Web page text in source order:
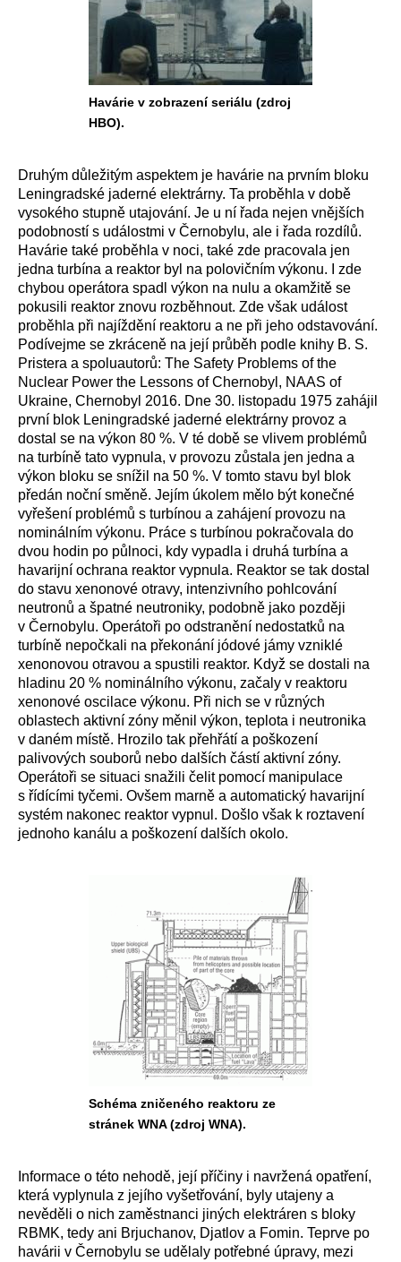
Havárie v zobrazení seriálu (zdroj
HBO).
Druhým důležitým aspektem je havárie na prvním bloku
Leningradské jaderné elektrárny. Ta proběhla v době
vysokého stupně utajování. Je u ní řada nejen vnějších
podobností s událostmi v Černobylu, ale i řada rozdílů.
Havárie také proběhla v noci, také zde pracovala jen
jedna turbína a reaktor byl na polovičním výkonu. I zde
chybou operátora spadl výkon na nulu a okamžitě se
pokusili reaktor znovu rozběhnout. Zde však událost
proběhla při najíždění reaktoru a ne při jeho odstavování.
Podívejme se zkráceně na její průběh podle knihy B. S.
Pristera a spoluautorů: The Safety Problems of the
Nuclear Power the Lessons of Chernobyl, NAAS of
Ukraine, Chernobyl 2016. Dne 30. listopadu 1975 zahájil
první blok Leningradské jaderné elektrárny provoz a
dostal se na výkon 80 %. V té době se vlivem problémů
na turbíně tato vypnula, v provozu zůstala jen jedna a
výkon bloku se snížil na 50 %. V tomto stavu byl blok
předán noční směně. Jejím úkolem mělo být konečné
vyřešení problémů s turbínou a zahájení provozu na
nominálním výkonu. Práce s turbínou pokračovala do
dvou hodin po půlnoci, kdy vypadla i druhá turbína a
havarijní ochrana reaktor vypnula. Reaktor se tak dostal
do stavu xenonové otravy, intenzivního pohlcování
neutronů a špatné neutroniky, podobně jako později
v Černobylu. Operátoři po odstranění nedostatků na
turbíně nepočkali na překonání jódové jámy vzniklé
xenonovou otravou a spustili reaktor. Když se dostali na
hladinu 20 % nominálního výkonu, začaly v reaktoru
xenonové oscilace výkonu. Při nich se v různých
oblastech aktivní zóny měnil výkon, teplota i neutronika
v daném místě. Hrozilo tak přehřátí a poškození
palivových souborů nebo dalších částí aktivní zóny.
Operátoři se situaci snažili čelit pomocí manipulace
s řídícími tyčemi. Ovšem marně a automatický havarijní
systém nakonec reaktor vypnul. Došlo však k roztavení
jednoho kanálu a poškození dalších okolo.
Schéma zničeného reaktoru ze
stránek WNA (zdroj WNA).
Informace o této nehodě, její příčiny i navržená opatření,
která vyplynula z jejího vyšetřování, byly utajeny a
nevěděli o nich zaměstnanci jiných elektráren s bloky
RBMK, tedy ani Brjuchanov, Djatlov a Fomin. Teprve po
havárii v Černobylu se udělaly potřebné úpravy, mezi